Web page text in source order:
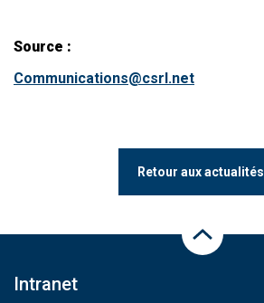
Source :
Communications@csrl.net​
Retour aux actualités
Intranet